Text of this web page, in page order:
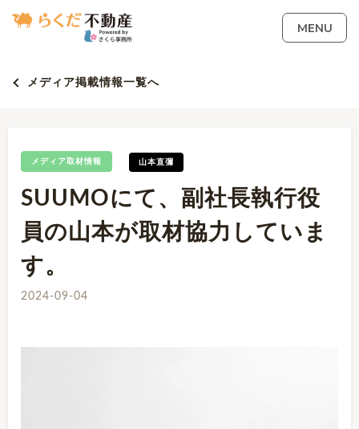
MENU
メディア掲載情報一覧へ
メディア取材情報 山本直彌
SUUMOにて、副社長執行役
員の山本が取材協力していま
す。
2024-09-04